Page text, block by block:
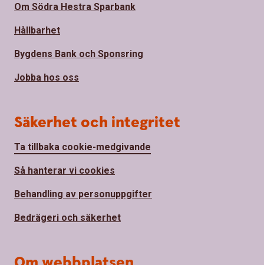
Om Södra Hestra Sparbank
Hållbarhet
Bygdens Bank och Sponsring
Jobba hos oss
Säkerhet och integritet
Ta tillbaka cookie-medgivande
Så hanterar vi cookies
Behandling av personuppgifter
Bedrägeri och säkerhet